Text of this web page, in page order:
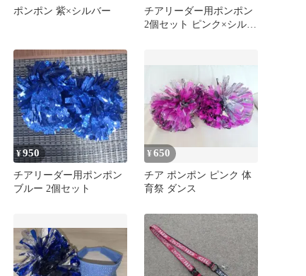
ポンポン 紫×シルバー
チアリーダー用ポンポン
2個セット ピンク×シルバ
¥950
チアリーダー用ポンポン
ブルー 2個セット
¥650
チア ポンポン ピンク 体
育祭 ダンス